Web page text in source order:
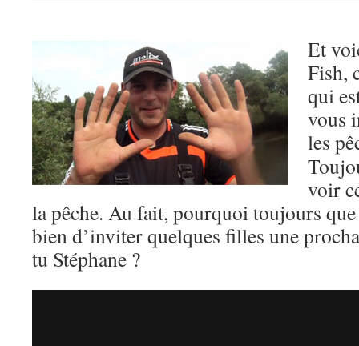
Et
Fish,
qui
vous
les
voir
la pêche. Au fait, pourquoi toujours que
bien d’inviter quelques filles une
tu Stéphane ?